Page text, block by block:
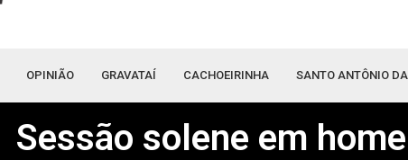
OPINIÃO GRAVATAÍ CACHOEIRINHA SANTO ANTÔNIO
Sessão solene em